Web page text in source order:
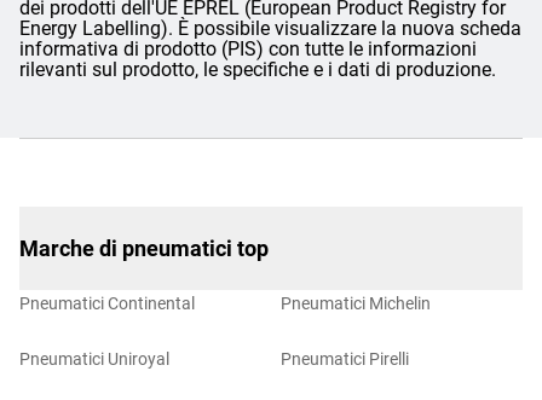
dei prodotti dell'UE EPREL (European Product Registry for
Energy Labelling). È possibile visualizzare la nuova scheda
informativa di prodotto (PIS) con tutte le informazioni
rilevanti sul prodotto, le specifiche e i dati di produzione.
Marche di pneumatici top
Pneumatici Continental
Pneumatici Uniroyal
Pneumatici Michelin
Pneumatici Pirelli